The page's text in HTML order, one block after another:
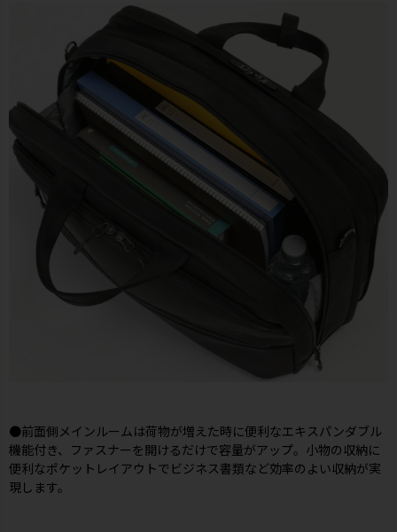
●前面側メインルームは荷物が増えた時に便利なエキスパンダブル
機能付き、ファスナーを開けるだけで容量がアップ。小物の収納に
便利なポケットレイアウトでビジネス書類など効率のよい収納が実
現します。